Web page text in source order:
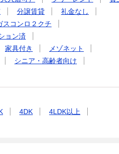
分譲賃貸
礼金なし
スコンロ２クチ
ョン済
家具付き
メゾネット
シニア・高齢者向け
4DK
4LDK以上